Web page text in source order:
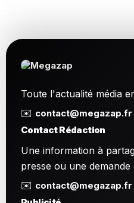
Toute l'actualité média
✉️ contact@megazap.fr
Contact Rédaction
Une information à
presse ou une demande
✉️ contact@megazap.fr